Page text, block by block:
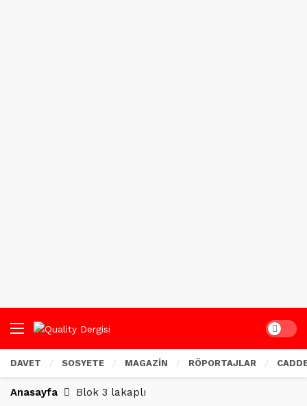
Dark
DAVET SOSYETE MAGAZİN RÖPORTAJLAR
Anasayfa Blok 3 lakaplı